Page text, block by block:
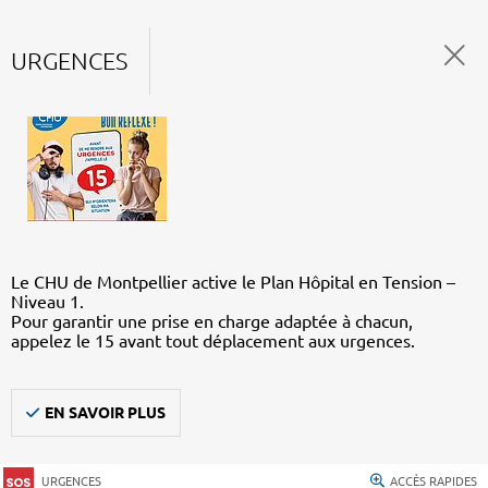
URGENCES
Le CHU de Montpellier active le Plan Hôpital en Tension –
Niveau 1.
Pour garantir une prise en charge adaptée à chacun,
appelez le 15 avant tout déplacement aux urgences.
EN SAVOIR PLUS
URGENCES ACCÈS RAPIDES